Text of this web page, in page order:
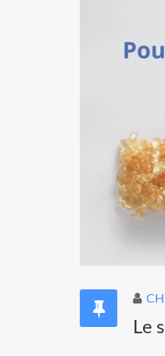
Le